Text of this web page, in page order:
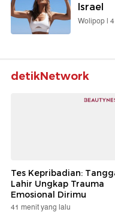
Israel
Wolipop |
detikNetwork
Tes Kepribadian:
Lahir Ungkap Trauma
Emosional Dirimu
41 menit yang lalu